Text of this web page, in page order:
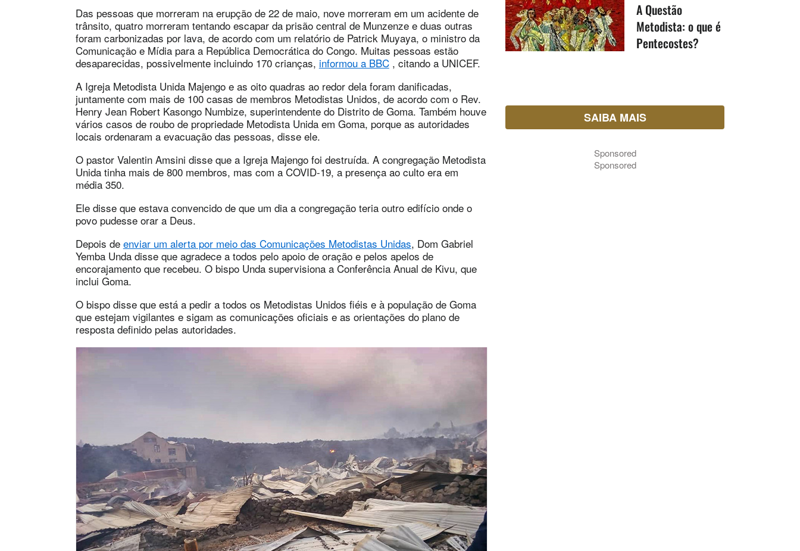
Das pessoas que morreram na erupção de 22 de maio, nove morreram em um acidente de
trânsito, quatro morreram tentando escapar da prisão central de Munzenze e duas outras
foram carbonizadas por lava, de acordo com um relatório de Patrick Muyaya, o ministro da
Comunicação e Mídia para a República Democrática do Congo. Muitas pessoas estão
desaparecidas, possivelmente incluindo 170 crianças, informou a BBC, citando a UNICEF.
A Igreja Metodista Unida Majengo e as oito quadras ao redor dela foram danificadas,
juntamente com mais de 100 casas de membros Metodistas Unidos, de acordo com o Rev.
Henry Jean Robert Kasongo Numbize, superintendente do Distrito de Goma. Também houve
vários casos de roubo de propriedade Metodista Unida em Goma, porque as autoridades
locais ordenaram a evacuação das pessoas, disse ele.
O pastor Valentin Amsini disse que a Igreja Majengo foi destruída. A congregação Metodista
Unida tinha mais de 800 membros, mas com a COVID-19, a presença ao culto era em
média 350.
Ele disse que estava convencido de que um dia a congregação teria outro edifício onde o
povo pudesse orar a Deus.
Depois de enviar um alerta por meio das Comunicações Metodistas Unidas, Dom Gabriel
Yemba Unda disse que agradece a todos pelo apoio de oração e pelos apelos de
encorajamento que recebeu. O bispo Unda supervisiona a Conferência Anual de Kivu, que
inclui Goma.
O bispo disse que está a pedir a todos os Metodistas Unidos fiéis e à população de Goma
que estejam vigilantes e sigam as comunicações oficiais e as orientações do plano de
resposta definido pelas autoridades.
A Questão
Metodista: o que é
Pentecostes?
SAIBA MAIS
Sponsored
Sponsored